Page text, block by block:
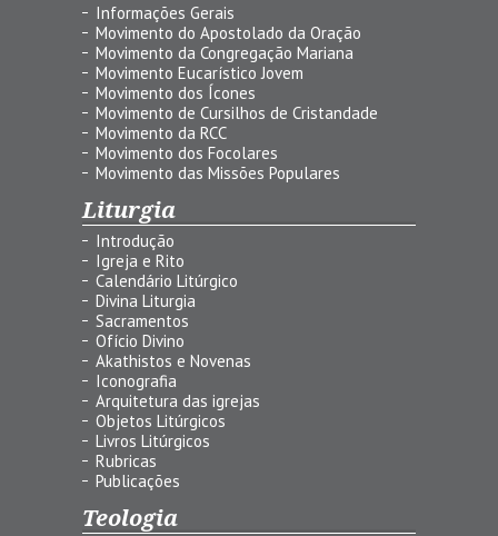
Informações Gerais
Movimento do Apostolado da Oração
Movimento da Congregação Mariana
Movimento Eucarístico Jovem
Movimento dos Ícones
Movimento de Cursilhos de Cristandade
Movimento da RCC
Movimento dos Focolares
Movimento das Missões Populares
Liturgia
Introdução
Igreja e Rito
Calendário Litúrgico
Divina Liturgia
Sacramentos
Ofício Divino
Akathistos e Novenas
Iconografia
Arquitetura das igrejas
Objetos Litúrgicos
Livros Litúrgicos
Rubricas
Publicações
Teologia